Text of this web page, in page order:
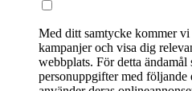
Med ditt samtycke kommer
kampanjer och visa dig
webbplats. För detta
personuppgifter med följande